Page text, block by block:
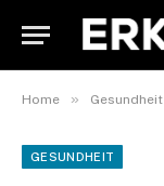
Home » Gesundheit
GESUNDHEIT